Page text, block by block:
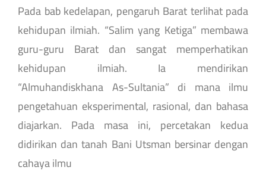
Pada bab kedelapan, pengaruh Barat terlihat pada
kehidupan ilmiah. “Salim yang Ketiga” membawa
guru-guru Barat dan sangat memperhatikan
kehidupan ilmiah. Ia mendirikan
“Almuhandiskhana As-Sultania” di mana ilmu
pengetahuan eksperimental, rasional, dan bahasa
diajarkan. Pada masa ini, percetakan kedua
didirikan dan tanah Bani Utsman bersinar dengan
cahaya ilmu